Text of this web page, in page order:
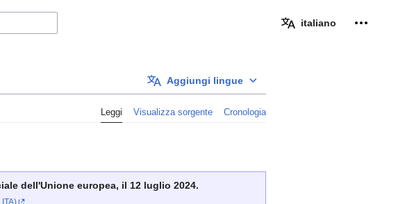
italiano
Aggiungi lingue
Leggi Visualizza sorgente Cronologia
dell'Unione europea, il 12 luglio 2024.